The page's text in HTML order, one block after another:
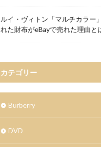
ルイ・ヴィトン「マルチカラー
れた財布がeBayで売れた理由と
カテゴリー
Burberry
DVD